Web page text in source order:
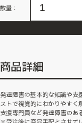
数量：
商品詳細
発達障害の基本的な知識や支
ストで視覚的にわかりやすく
支援専門員など発達障害のあ